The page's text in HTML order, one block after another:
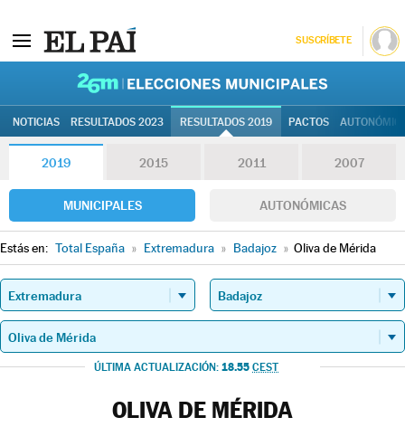
SUSCRÍBETE
NOTICIAS RESULTADOS 2023 RESULTADOS 2019 PACTOS
2019 2015 2011 2007
MUNICIPALES AUTONÓMICAS
Estás en: Total España » Extremadura » Badajoz » Oliva de Mérida
ÚLTIMA ACTUALIZACIÓN: 18.55 CEST
OLIVA DE MÉRIDA